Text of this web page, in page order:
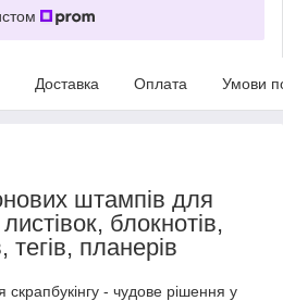
Доставка Оплата Умови
штампів для
блокнотів,
тегів, планерів
- чудове рішення у